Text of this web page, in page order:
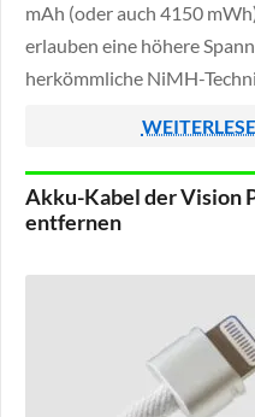
mAh (oder auch 4150
erlauben eine höhere
herkömmliche NiMH-
geeignet die Akkus
geringeren Spannung nur
vertragen und man daher
Akku-Kabel der Vision
entfernen